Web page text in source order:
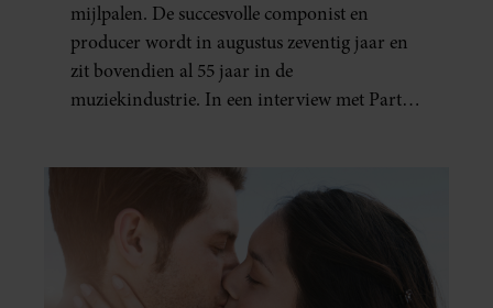
mijlpalen. De succesvolle componist en
producer wordt in augustus zeventig jaar en
zit bovendien al 55 jaar in de
muziekindustrie. In een interview met Party
waar zijn prioriteiten tegenwoordig liggen:
zijn gezin.